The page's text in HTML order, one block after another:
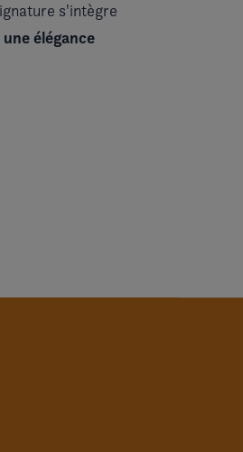
s'intègre
une élégance